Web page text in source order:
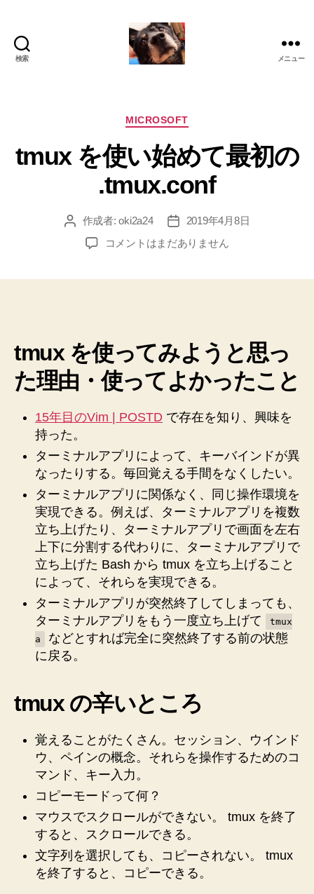
検索 メニュー
カ
ゴ
リ
ー
MICROSOFT
tmux を使い始めて最初の
.tmux.conf
投 作成者:oki2a24
投
稿
日
2019年4月8日
tmux
最
初
の
へ
の
コメントはまだありません
tmux を使ってみようと思っ
た理由・使ってよかったこと
15年目のVim | POSTD で存在を知り、興味を
持った。
ターミナルアプリによって、キーバインドが異
なったりする。毎回覚える手間をなくしたい。
ターミナルアプリに関係なく、同じ操作環境を
実現できる。例えば、ターミナルアプリを複数
立ち上げたり、ターミナルアプリで画面を左右
上下に分割する代わりに、ターミナルアプリで
立ち上げた Bash から tmux を立ち上げること
によって、それらを実現できる。
ターミナルアプリが突然終了してしまっても、
ターミナルアプリをもう一度立ち上げて
tmux
a
などとすれば完全に突然終了する前の状態
に戻る。
tmux の辛いところ
覚えることがたくさん。セッション、ウインド
ウ、ペインの概念。それらを操作するためのコ
マンド、キー入力。
コピーモードって何？
マウスでスクロールができない。 tmux を終了
すると、スクロールできる。
文字列を選択しても、コピーされない。 tmux
を終了すると、コピーできる。